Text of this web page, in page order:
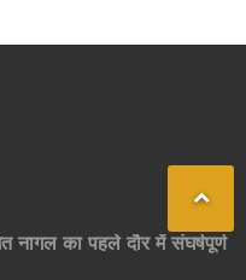
का पहले दौर में संघर्षपूर्ण